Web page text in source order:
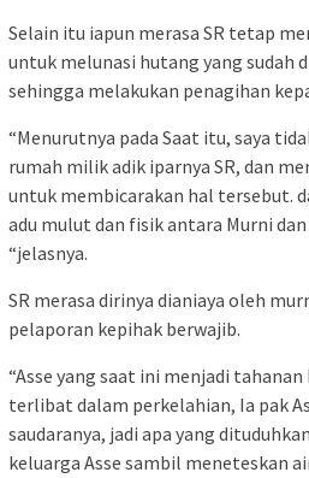
Selain itu iapun merasa SR tetap
untuk melunasi hutang yang sudah
sehingga melakukan penagihan
“Menurutnya pada Saat itu, saya
rumah milik adik iparnya SR, dan
untuk membicarakan hal tersebut.
adu mulut dan fisik antara Murni
“jelasnya.
SR merasa dirinya dianiaya oleh
pelaporan kepihak berwajib.
“Asse yang saat ini menjadi
terlibat dalam perkelahian, Ia pak
saudaranya, jadi apa yang
keluarga Asse sambil meneteskan